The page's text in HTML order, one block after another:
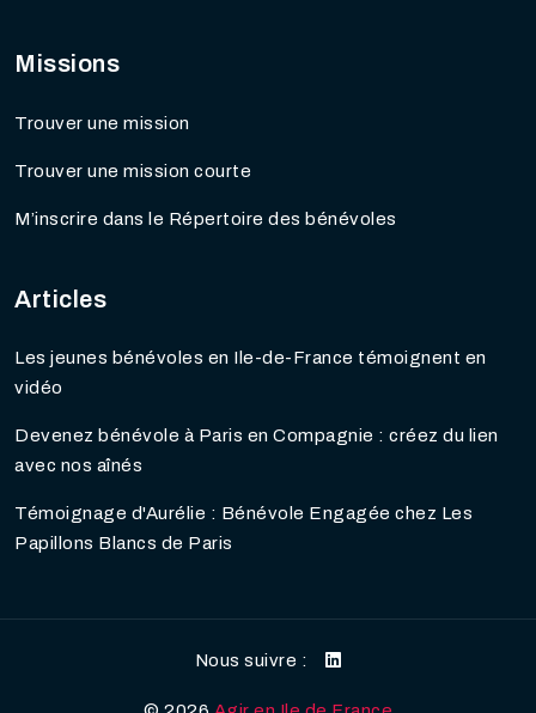
Missions
Trouver une mission
Trouver une mission courte
M’inscrire dans le Répertoire des bénévoles
Articles
Les jeunes bénévoles en Ile-de-France témoignent en
vidéo
Devenez bénévole à Paris en Compagnie : créez du lien
avec nos aînés
Témoignage d'Aurélie : Bénévole Engagée chez Les
Papillons Blancs de Paris
Nous suivre :